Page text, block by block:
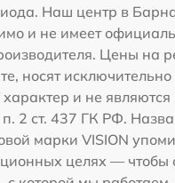
Наш центр в
и не имеет
Цены на
носят исключительно
и не
п. 2 ст. 437 ГК РФ.
марки VISION
целях — чтобы